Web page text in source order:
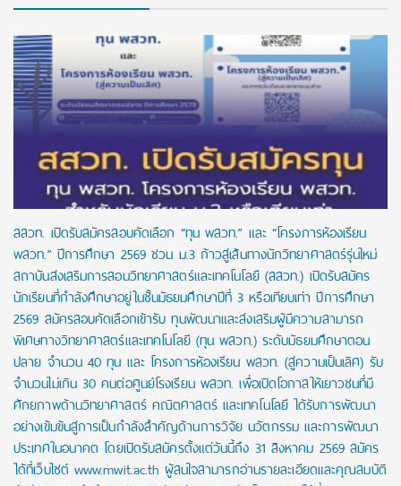
สสวท. เปิดรับสมัครสอบคัดเลือก “ทุน พสวท.” และ “โครงการห้องเรียน
พสวท.” ปีการศึกษา 2569 ชวน ม.3 ก้าวสู่เส้นทางนักวิทยาศาสตร์รุ่นใหม่
สถาบันส่งเสริมการสอนวิทยาศาสตร์และเทคโนโลยี (สสวท.) เปิดรับสมัคร
นักเรียนที่กำลังศึกษาอยู่ในชั้นมัธยมศึกษาปีที่ 3 หรือเทียบเท่า ปีการศึกษา
2569 สมัครสอบคัดเลือกเข้ารับ ทุนพัฒนาและส่งเสริมผู้มีความสามารถ
พิเศษทางวิทยาศาสตร์และเทคโนโลยี (ทุน พสวท.) ระดับมัธยมศึกษาตอน
ปลาย จำนวน 40 ทุน และ โครงการห้องเรียน พสวท. (สู่ความเป็นเลิศ) รับ
จำนวนไม่เกิน 30 คนต่อศูนย์โรงเรียน พสวท. เพื่อเปิดโอกาสให้เยาวชนที่มี
ศักยภาพด้านวิทยาศาสตร์ คณิตศาสตร์ และเทคโนโลยี ได้รับการพัฒนา
อย่างเข้มข้นสู่การเป็นกำลังสำคัญด้านการวิจัย นวัตกรรม และการพัฒนา
ประเทศในอนาคต โดยเปิดรับสมัครตั้งแต่วันนี้ถึง 31 สิงหาคม 2569 สมัคร
ได้ที่เว็บไซต์ www.mwit.ac.th ผู้สนใจสามารถอ่านรายละเอียดและคุณสมบัติ